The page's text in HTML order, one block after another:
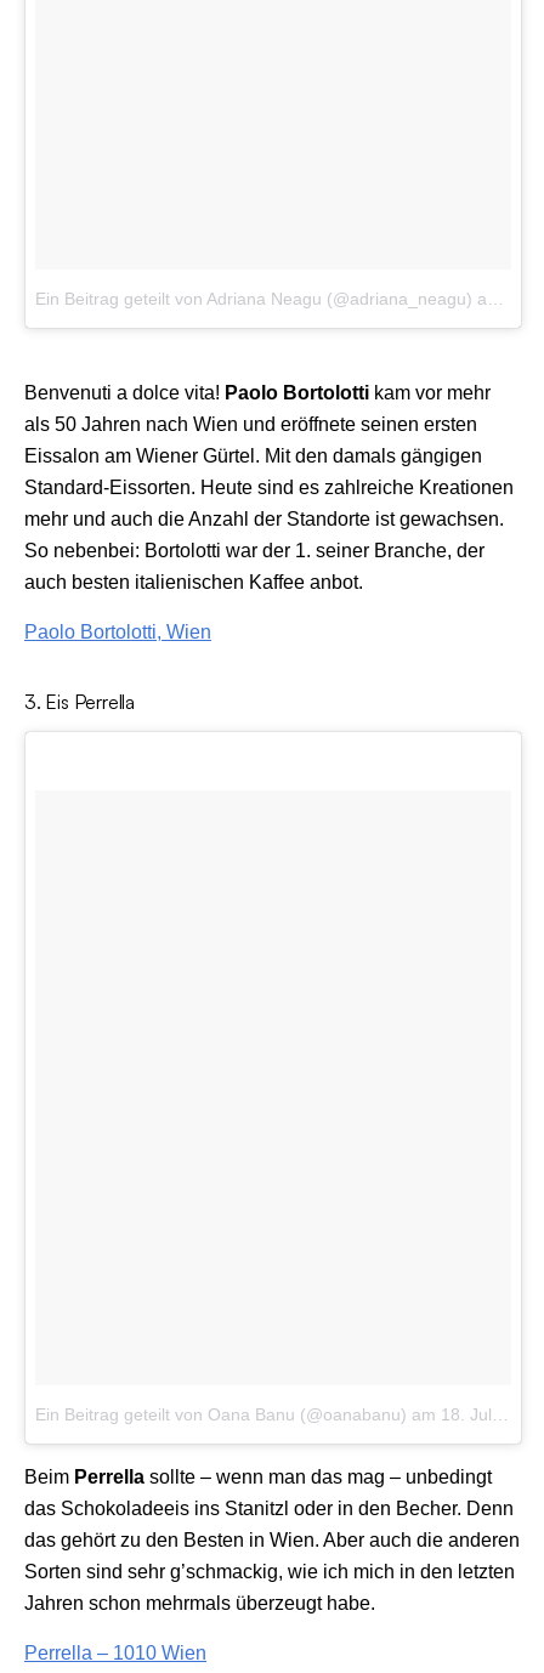
Ein Beitrag geteilt von Adriana Neagu (@adriana_neagu) am
Benvenuti a dolce vita! Paolo Bortolotti kam vor mehr
als 50 Jahren nach Wien und eröffnete seinen ersten
Eissalon am Wiener Gürtel. Mit den damals gängigen
Standard-Eissorten. Heute sind es zahlreiche Kreationen
mehr und auch die Anzahl der Standorte ist gewachsen.
So nebenbei: Bortolotti war der 1. seiner Branche, der
auch besten italienischen Kaffee anbot.
Paolo Bortolotti, Wien
3. Eis Perrella
Ein Beitrag geteilt von Oana Banu (@oanabanu) am 18. Jul 2016 um 3:11 Uhr
Beim Perrella sollte – wenn man das mag – unbedingt
das Schokoladeeis ins Stanitzl oder in den Becher. Denn
das gehört zu den Besten in Wien. Aber auch die anderen
Sorten sind sehr g’schmackig, wie ich mich in den letzten
Jahren schon mehrmals überzeugt habe.
Perrella – 1010 Wien